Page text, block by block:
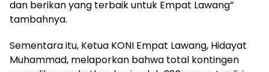
dan berikan yang terbaik untuk Empat Lawang”
tambahnya.
Sementara itu, Ketua KONI Empat Lawang, Hidayat
Muhammad, melaporkan bahwa total kontingen